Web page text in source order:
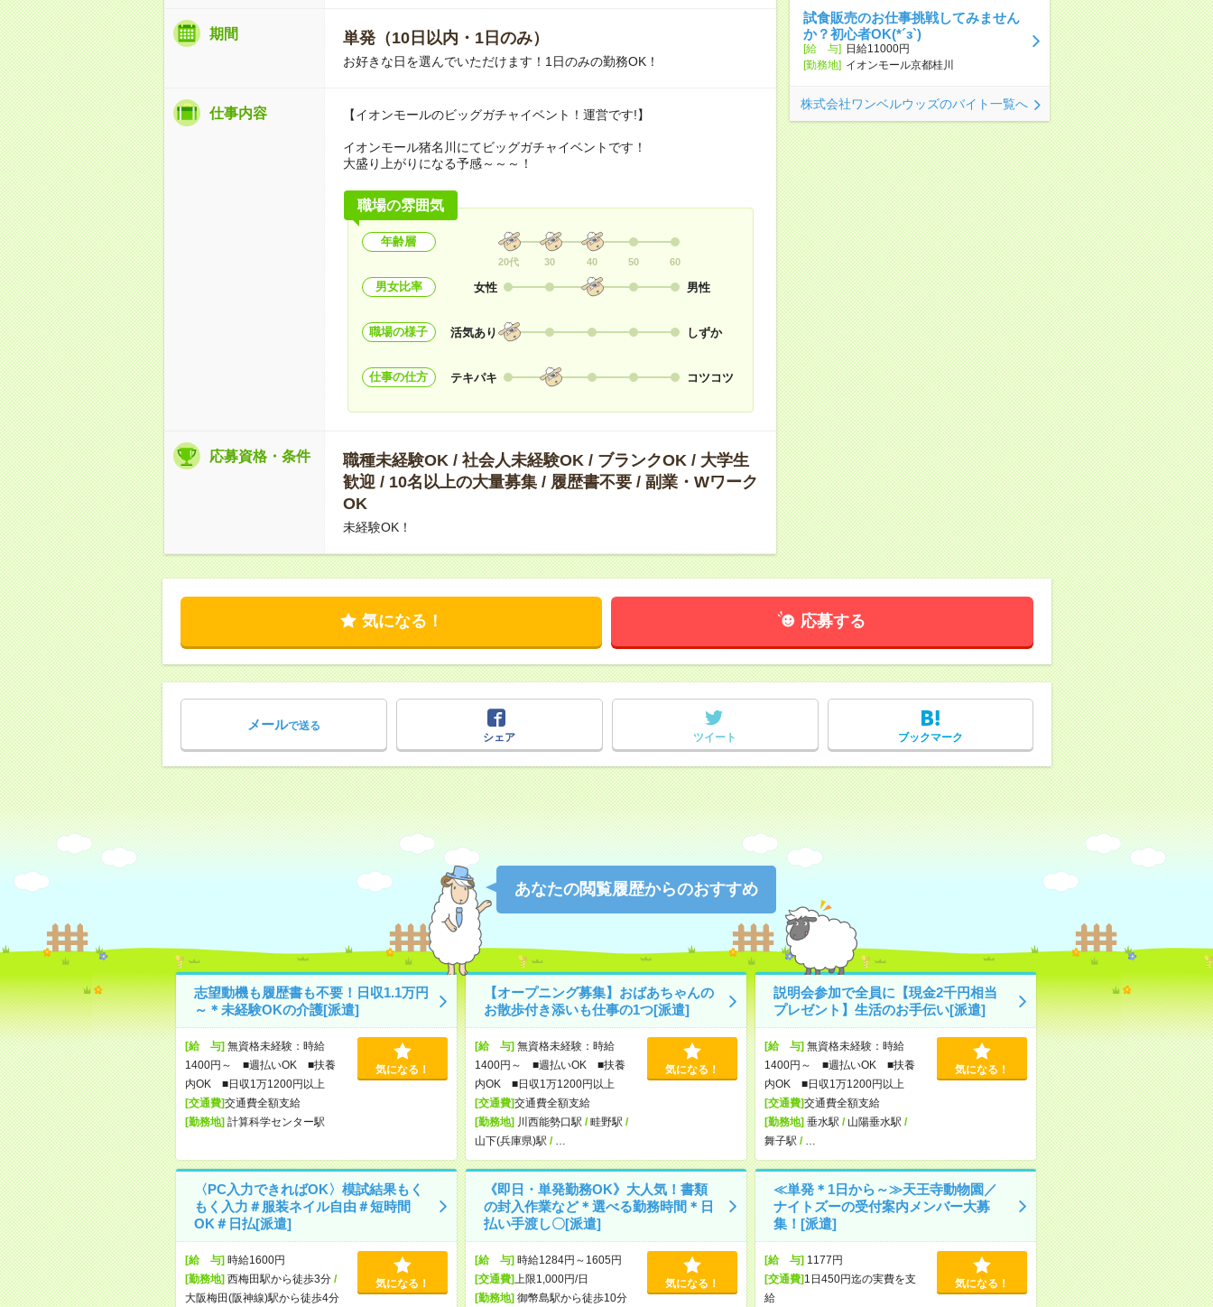
期間 単発（10日以内・1日のみ）
お好きな日を選んでいただけます！1日のみの勤務OK！
仕事内容 【イオンモールのビッグガチャイベント！運営です!】
イオンモール猪名川にてビッグガチャイベントです！
大盛り上がりになる予感～～～！
職場の雰囲気
年齢層
20代 30 40 50 60
男女比率 女性 男性
職場の様子 活気あり しずか
仕事の仕方 テキパキ コツコツ
応募資格・条件
職種未経験OK / 社会人未経験OK / ブランクOK / 大学生
歓迎 / 10名以上の大量募集 / 履歴書不要 / 副業・Wワーク
OK
未経験OK！
試食販売のお仕事挑戦してみません
か？初心者OK(*´з`)
[給 与] 日給11000円
[勤務地] イオンモール京都桂川
株式会社ワンベルウッズのバイト一覧へ
気になる！ 応募する
メールで送る
シェア
ツイート ブックマーク
あなたの閲覧履歴からのおすすめ
志望動機も履歴書も不要！日収1.1万円
～＊未経験OKの介護[派遣]
[給 与]無資格未経験：時給
1400円～ ■週払いOK ■扶養
内OK ■日収1万1200円以上
[交通費]交通費全額支給
[勤務地]計算科学センター駅
気になる！
【オープニング募集】おばあちゃんの
お散歩付き添いも仕事の1つ[派遣]
[給 与]無資格未経験：時給
1400円～ ■週払いOK ■扶養
内OK ■日収1万1200円以上
[交通費]交通費全額支給
[勤務地]川西能勢口駅 /畦野駅 /
山下(兵庫県)駅 /
気になる！
説明会参加で全員に【現金2千円相当
プレゼント】生活のお手伝い[派遣]
[給 与]無資格未経験：時給
1400円～ ■週払いOK ■扶養
内OK ■日収1万1200円以上
[交通費]交通費全額支給
[勤務地]垂水駅 / 山陽垂水駅 /
舞子駅 /
気になる！
〈PC入力できればOK〉模試結果もく
もく入力＃服装ネイル自由＃短時間
OK＃日払[派遣]
[給 与]時給1600円
[勤務地]西梅田駅から徒歩3分/
大阪梅田(阪神線)駅から徒歩4分
気になる！
《即日・単発勤務OK》大人気！書類
の封入作業など＊選べる勤務時間＊日
払い手渡し〇[派遣]
[給 与]時給1284円～1605円
[交通費]上限1,000円/日
[勤務地]御幣島駅から徒歩10分
気になる！
≪単発＊1日から～≫天王寺動物園／
ナイトズーの受付案内メンバー大募
集！[派遣]
[給 与]1177円
[交通費]1日450円迄の実費を支
給
気になる！